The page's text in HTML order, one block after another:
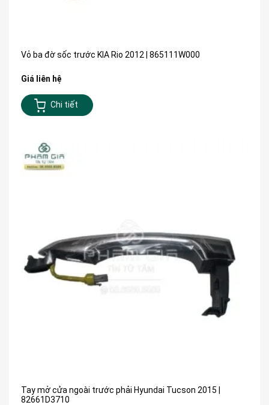
Vỏ ba đờ sốc trước KIA Rio 2012 | 865111W000
Giá liên hệ
Chi tiết
Tay mở cửa ngoài trước phải Hyundai Tucson 2015 |
82661D3710